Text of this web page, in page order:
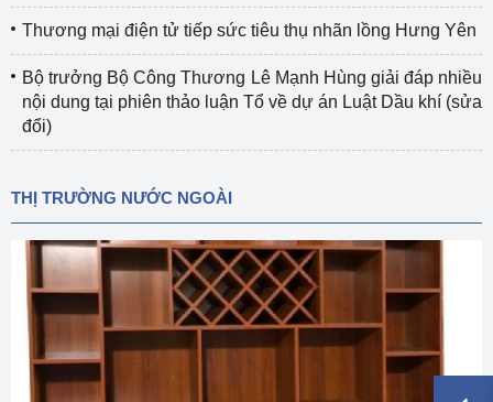
Thương mại điện tử tiếp sức tiêu thụ nhãn lồng Hưng Yên
Bộ trưởng Bộ Công Thương Lê Mạnh Hùng giải đáp nhiều
nội dung tại phiên thảo luận Tổ về dự án Luật Dầu khí (sửa
đổi)
THỊ TRƯỜNG NƯỚC NGOÀI